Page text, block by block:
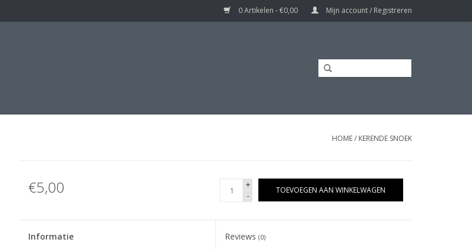
0 Artikelen - €0,00 Mijn account / Registreren
HOME/ KERENDE SNOEK
€5,00
+
-
TOEVOEGEN AAN WINKELWAGEN
Informatie Reviews(0)